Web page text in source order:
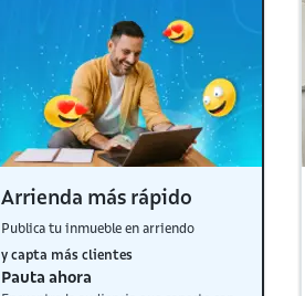
Arrienda más rápido
Publica tu inmueble en arriendo
y capta más clientes
Pauta ahora